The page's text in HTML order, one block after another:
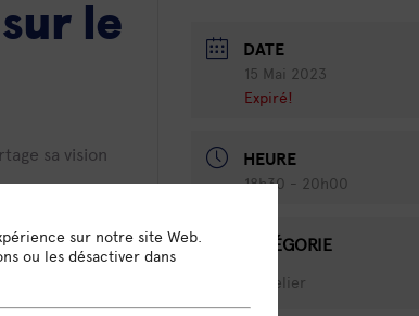
le
sa vision
en
nos
de
DATE
15 Mai 2023
Expiré!
HEURE
18h30 - 20h00
CATÉGORIE
Atelier
sur notre site Web.
ou les désactiver dans